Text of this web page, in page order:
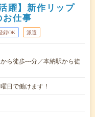
躍】新作リップ
お仕事
録OK 派遣
ら徒歩---分／本納駅から徒
日で働けます！